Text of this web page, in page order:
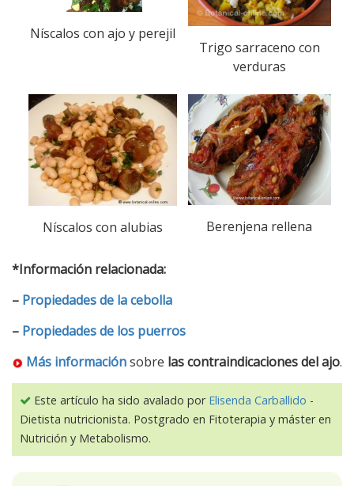
Níscalos con ajo y perejil
Trigo sarraceno con
verduras
Níscalos con alubias Berenjena rellena
*Información relacionada:
– Propiedades de la cebolla
– Propiedades de los puerros
Más informaciónsobre las contraindicaciones del ajo.
Este artículo ha sido avalado por Elisenda Carballido -
Dietista nutricionista. Postgrado en Fitoterapia y máster en
Nutrición y Metabolismo.